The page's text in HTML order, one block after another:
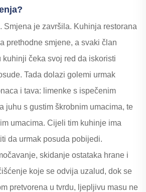
Smjena je završila. Kuhinja restorana
prethodne smjene, a svaki član
kuhinji čeka svoj red da iskoristi
Tada dolazi golemi urmak
i tava: limenke s ispečenim
juhu s gustim škrobnim umacima, te
umacima. Cijeli tim kuhinje ima
da urmak posuda pobijedi.
skidanje ostataka hrane i
koje se odvija uzalud, dok se
pretvorena u tvrdu, ljepljivu masu ne